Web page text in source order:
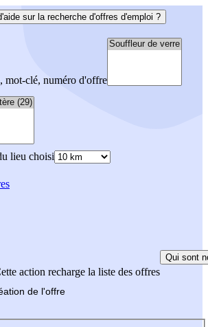
sur la recherche d'offres d'emploi ?
mot-clé, numéro d'offre
lieu choisi
action recharge la liste des offres
Qui sont
de l'offre